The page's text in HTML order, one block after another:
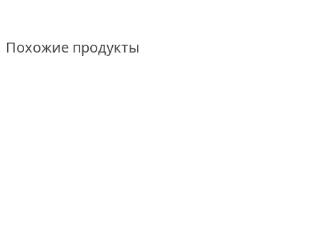
Похожие продукты